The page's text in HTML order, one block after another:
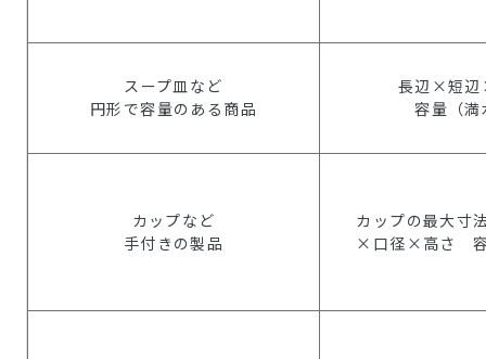
スープ皿など
円形で容量のある商品
長辺×短
容量（満
カップなど
手付きの製品
カップの最大寸
×口径×高さ 容